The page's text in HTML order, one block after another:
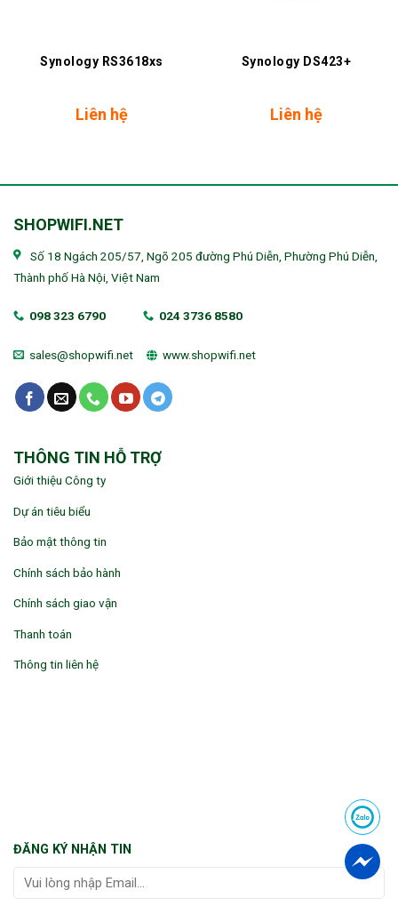
Synology RS3618xs
Liên hệ
Synology DS423+
Liên hệ
SHOPWIFI.NET
Số 18 Ngách 205/57, Ngõ 205 đường Phú Diễn, Phường Phú Diễn,
Thành phố Hà Nội, Việt Nam
098 323 6790 024 3736 8580
sales@shopwifi.net www.shopwifi.net
THÔNG TIN HỖ TRỢ
Giới thiệu Công ty
Dự án tiêu biểu
Bảo mật thông tin
Chính sách bảo hành
Chính sách giao vận
Thanh toán
Thông tin liên hệ
ĐĂNG KÝ NHẬN TIN